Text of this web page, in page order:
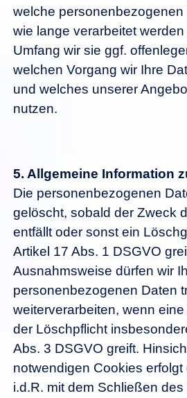
welche personenbezogenen
wie lange verarbeitet
Umfang wir sie ggf.
welchen Vorgang wir Ihre
und welches unserer
nutzen.
5. Allgemeine Information
Die personenbezogenen
gelöscht, sobald der Zweck
entfällt oder sonst ein
Artikel 17 Abs. 1 DSGVO
Ausnahmsweise dürfen wir
personenbezogenen Daten
weiterverarbeiten, wenn
der Löschpflicht
Abs. 3 DSGVO greift.
notwendigen Cookies
i.d.R. mit dem Schließen